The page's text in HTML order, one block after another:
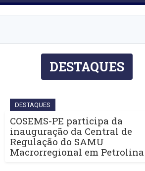
DESTAQUES
DESTAQUES
COSEMS-PE participa da
inauguração da Central de
Regulação do SAMU
Macrorregional em Petrolina